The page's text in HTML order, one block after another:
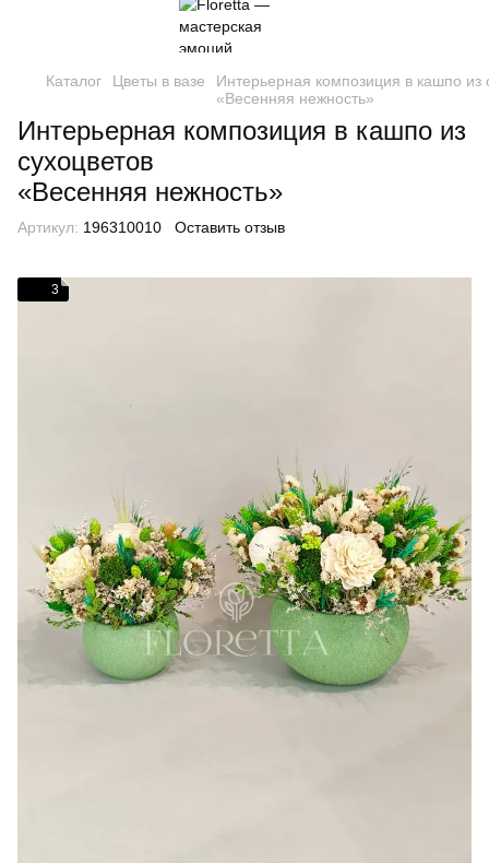
Каталог Цветы в вазе
Интерьерная композиция в кашпо из
«Весенняя нежность»
Интерьерная композиция в кашпо из
сухоцветов
«Весенняя нежность»
Артикул: 196310010 Оставить отзыв
3